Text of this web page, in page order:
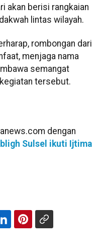
akan berisi rangkaian
lintas wilayah.
rombongan dari
menjaga nama
semangat
tersebut.
dengan
Sulsel ikuti Ijtima